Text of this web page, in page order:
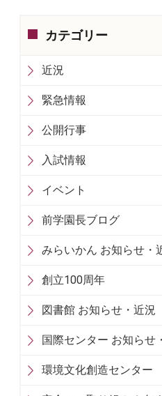
カテゴリー
近況
緊急情報
公開行事
入試情報
イベント
前学園長ブログ
みらいかん お知らせ・
創立100周年
図書館 お知らせ・近況
国際センター お知らせ
環境文化創造センター